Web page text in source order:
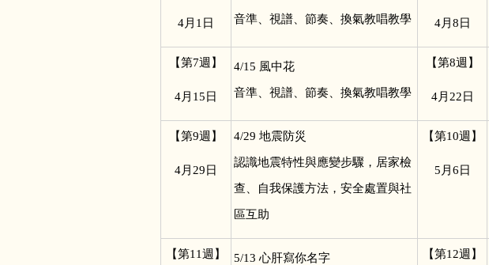
4月1日 音準、視譜、節奏、換氣教唱教學 4月8日
【第7週】
4月15日
4/15 風中花
音準、視譜、節奏、換氣教唱教學
【第8週】
4月22日
【第9週】
4月29日
4/29 地震防災
認識地震特性與應變步驟，居家檢
查、自我保護方法，安全處置與社
區互助
【第10週】
5 月6日
【第11週】 5/13 心肝寫你名字 【第12週】